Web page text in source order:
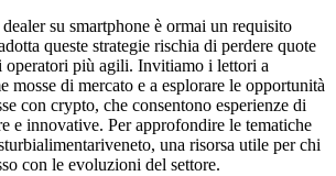
su smartphone è ormai un requisito
queste strategie rischia di perdere quote
operatori più agili. Invitiamo i lettori a
mosse di mercato e a esplorare le opportunità
con crypto, che consentono esperienze di
e innovative. Per approfondire le tematiche
una risorsa utile per chi
con le evoluzioni del settore.